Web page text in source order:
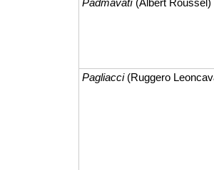
Padmâvatî(Albert Roussel)
Pagliacci(Ruggero